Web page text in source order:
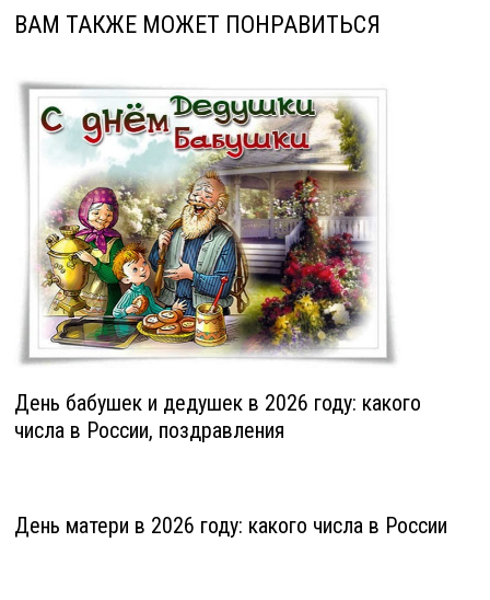
ВАМ ТАКЖЕ МОЖЕТ ПОНРАВИТЬСЯ
День бабушек и дедушек в 2026 году: какого
числа в России, поздравления
День матери в 2026 году: какого числа в России